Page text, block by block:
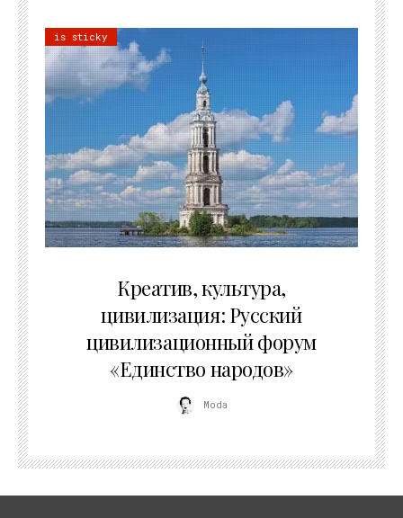
is sticky
Креатив, культура,
цивилизация: Русский
цивилизационный форум
«Единство народов»
Moda